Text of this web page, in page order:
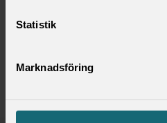
Statistik
Marknadsföring
Tid:11.30-13.00
Välkommen!